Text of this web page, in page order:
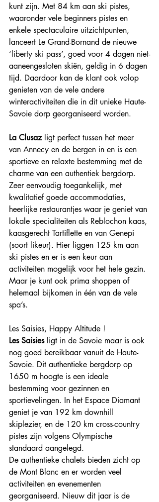
kunt zijn. Met 84 km aan ski pistes,
waaronder vele beginners pistes en
enkele spectaculaire uitzichtpunten,
lanceert Le Grand-Bornand de nieuwe
‘liberty ski pass’, goed voor 4 dagen niet-
aaneengesloten skiën, geldig in 6 dagen
tijd. Daardoor kan de klant ook volop
genieten van de vele andere
winteractiviteiten die in dit unieke Haute-
Savoie dorp georganiseerd worden.
La Clusaz ligt perfect tussen het meer
van Annecy en de bergen in en is een
sportieve en relaxte bestemming met de
charme van een authentiek bergdorp.
Zeer eenvoudig toegankelijk, met
kwalitatief goede accommodaties,
heerlijke restaurantjes waar je geniet van
lokale specialiteiten als Reblochon kaas,
kaasgerecht Tartiflette en van Genepi
(soort likeur). Hier liggen 125 km aan
ski pistes en er is een keur aan
activiteiten mogelijk voor het hele gezin.
Maar je kunt ook prima shoppen of
helemaal bijkomen in één van de vele
spa’s.
Les Saisies, Happy Altitude !
Les Saisies ligt in de Savoie maar is ook
nog goed bereikbaar vanuit de Haute-
Savoie. Dit authentieke bergdorp op
1650 m hoogte is een ideale
bestemming voor gezinnen en
sportievelingen. In het Espace Diamant
geniet je van 192 km downhill
skiplezier, en de 120 km cross-country
pistes zijn volgens Olympische
standaard aangelegd.
De authentieke chalets bieden zicht op
de Mont Blanc en er worden veel
activiteiten en evenementen
georganiseerd. Nieuw dit jaar is de